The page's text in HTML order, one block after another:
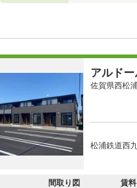
アルドー
佐賀県西松
松浦鉄道西
間取り図 賃料